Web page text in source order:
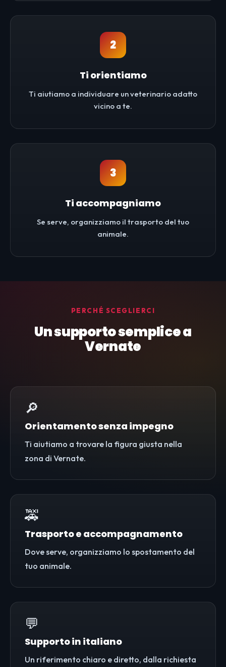
2
Ti orientiamo
Ti aiutiamo a individuare un veterinario adatto
vicino a te.
3
Ti accompagniamo
Se serve, organizziamo il trasporto del tuo
animale.
PERCHÉ SCEGLIERCI
Un supporto semplice a
Vernate
🔎
Orientamento senza impegno
Ti aiutiamo a trovare la figura giusta nella
zona di Vernate.
🚕
Trasporto e accompagnamento
Dove serve, organizziamo lo spostamento del
tuo animale.
💬
Supporto in italiano
Un riferimento chiaro e diretto, dalla richiesta